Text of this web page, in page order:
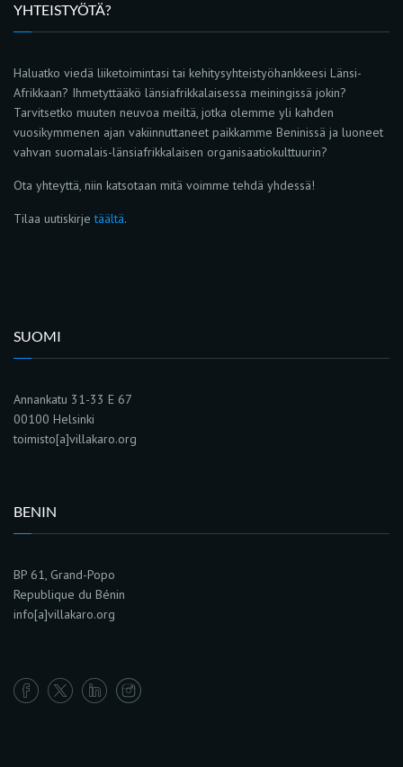
YHTEISTYÖTÄ?
Haluatko viedä liiketoimintasi tai kehitysyhteistyöhankkeesi Länsi-
Afrikkaan? Ihmetyttääkö länsiafrikkalaisessa meiningissä jokin?
Tarvitsetko muuten neuvoa meiltä, jotka olemme yli kahden
vuosikymmenen ajan vakiinnuttaneet paikkamme Beninissä ja luoneet
vahvan suomalais-länsiafrikkalaisen organisaatiokulttuurin?
Ota yhteyttä, niin katsotaan mitä voimme tehdä yhdessä!
Tilaa uutiskirjetäältä.
SUOMI
Annankatu 31-33 E 67
00100 Helsinki
toimisto[a]villakaro.org
BENIN
BP 61, Grand-Popo
Republique du Bénin
info[a]villakaro.org